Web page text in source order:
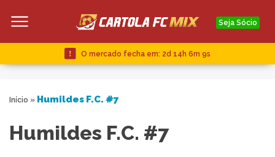
Seja Sócio
O mercado fecha em: 2d 14h 6m 8s
Início » Humildes F.C. #7
Humildes F.C. #7